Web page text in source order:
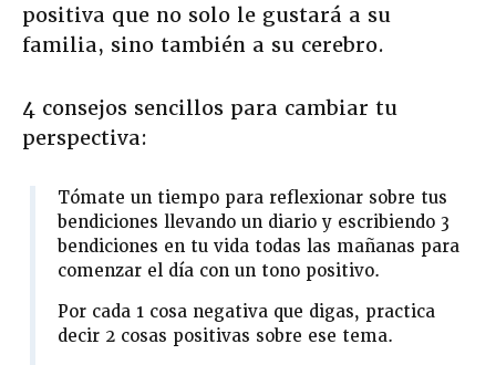
positiva que no solo le gustará a su
familia, sino también a su cerebro.
4 consejos sencillos para cambiar tu
perspectiva:
Tómate un tiempo para reflexionar sobre tus
bendiciones llevando un diario y escribiendo 3
bendiciones en tu vida todas las mañanas para
comenzar el día con un tono positivo.
Por cada 1 cosa negativa que digas, practica
decir 2 cosas positivas sobre ese tema.